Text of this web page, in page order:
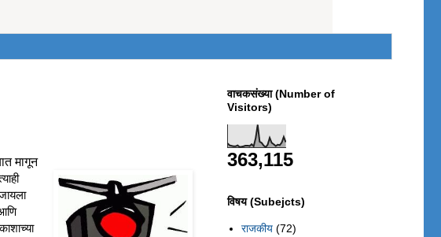
मागून
वाचकसंख्या (Number of
Visitors)
363,115
विषय (Subejcts)
राजकीय (72)